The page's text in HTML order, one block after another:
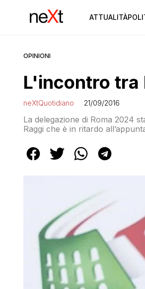
ATTUALITÀ
OPINIONI
L'incontro tra
neXtQuotidiano 21/09/2016
La delegazione di Roma 2024
Raggi che è in ritardo
sindaco di Roma aveva detto di